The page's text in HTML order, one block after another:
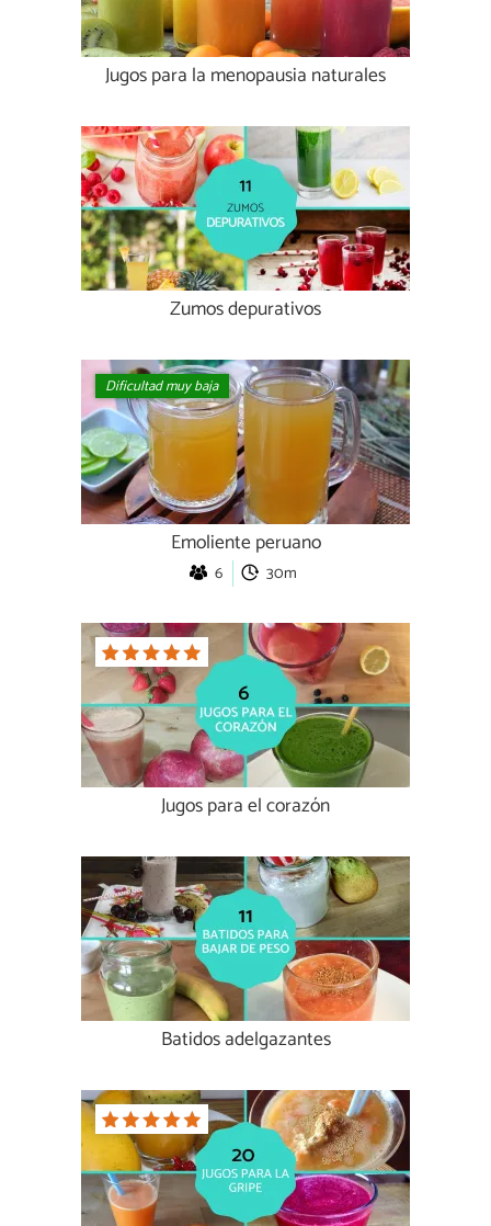
Jugos para la menopausia naturales
Zumos depurativos
Dificultad muy baja
Emoliente peruano
6 30m
Jugos para el corazón
Batidos adelgazantes